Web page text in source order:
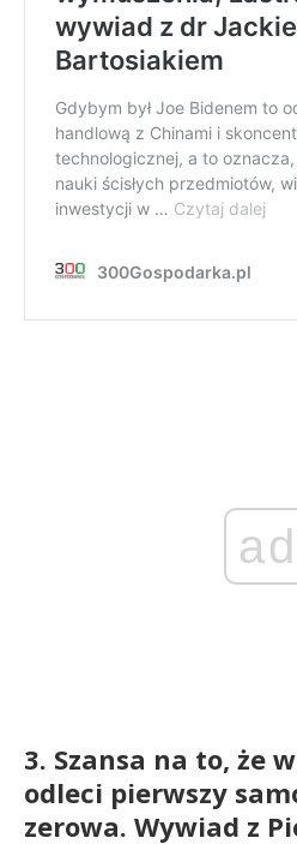
ad
3. Szansa na to, że
odleci pierwszy
zerowa. Wywiad z